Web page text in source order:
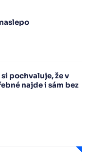
pochvaluje, že v
najde i sám bez